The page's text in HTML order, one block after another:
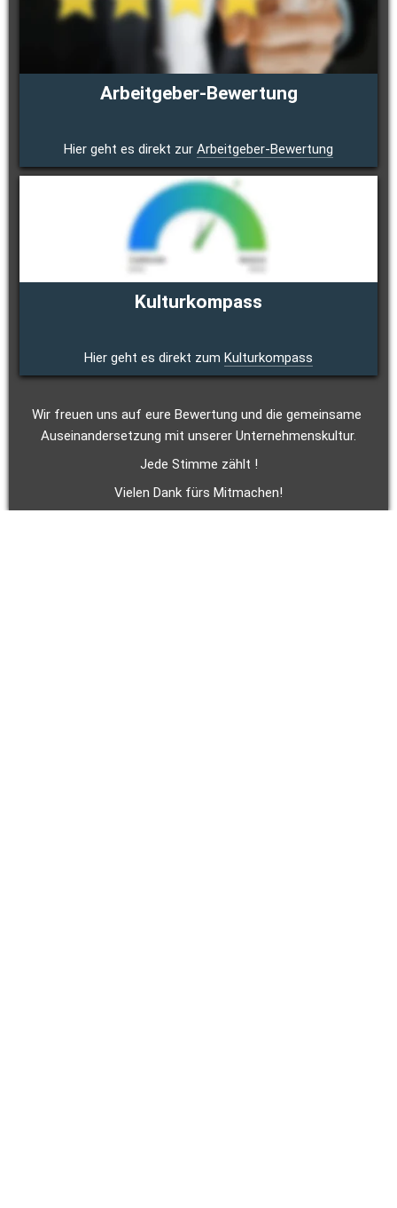
Arbeitgeber-Bewertung
Hier geht es direkt zur Arbeitgeber-Bewertung
Kulturkompass
Hier geht es direkt zum Kulturkompass
Wir freuen uns auf eure Bewertung und die gemeinsame
Auseinandersetzung mit unserer Unternehmenskultur.
Jede Stimme zählt !
Vielen Dank fürs Mitmachen!